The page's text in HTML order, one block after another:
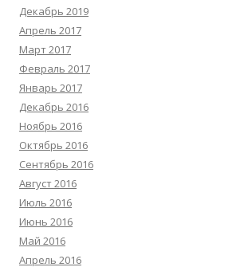
Декабрь 2019
Апрель 2017
Март 2017
Февраль 2017
Январь 2017
Декабрь 2016
Ноябрь 2016
Октябрь 2016
Сентябрь 2016
Август 2016
Июль 2016
Июнь 2016
Май 2016
Апрель 2016